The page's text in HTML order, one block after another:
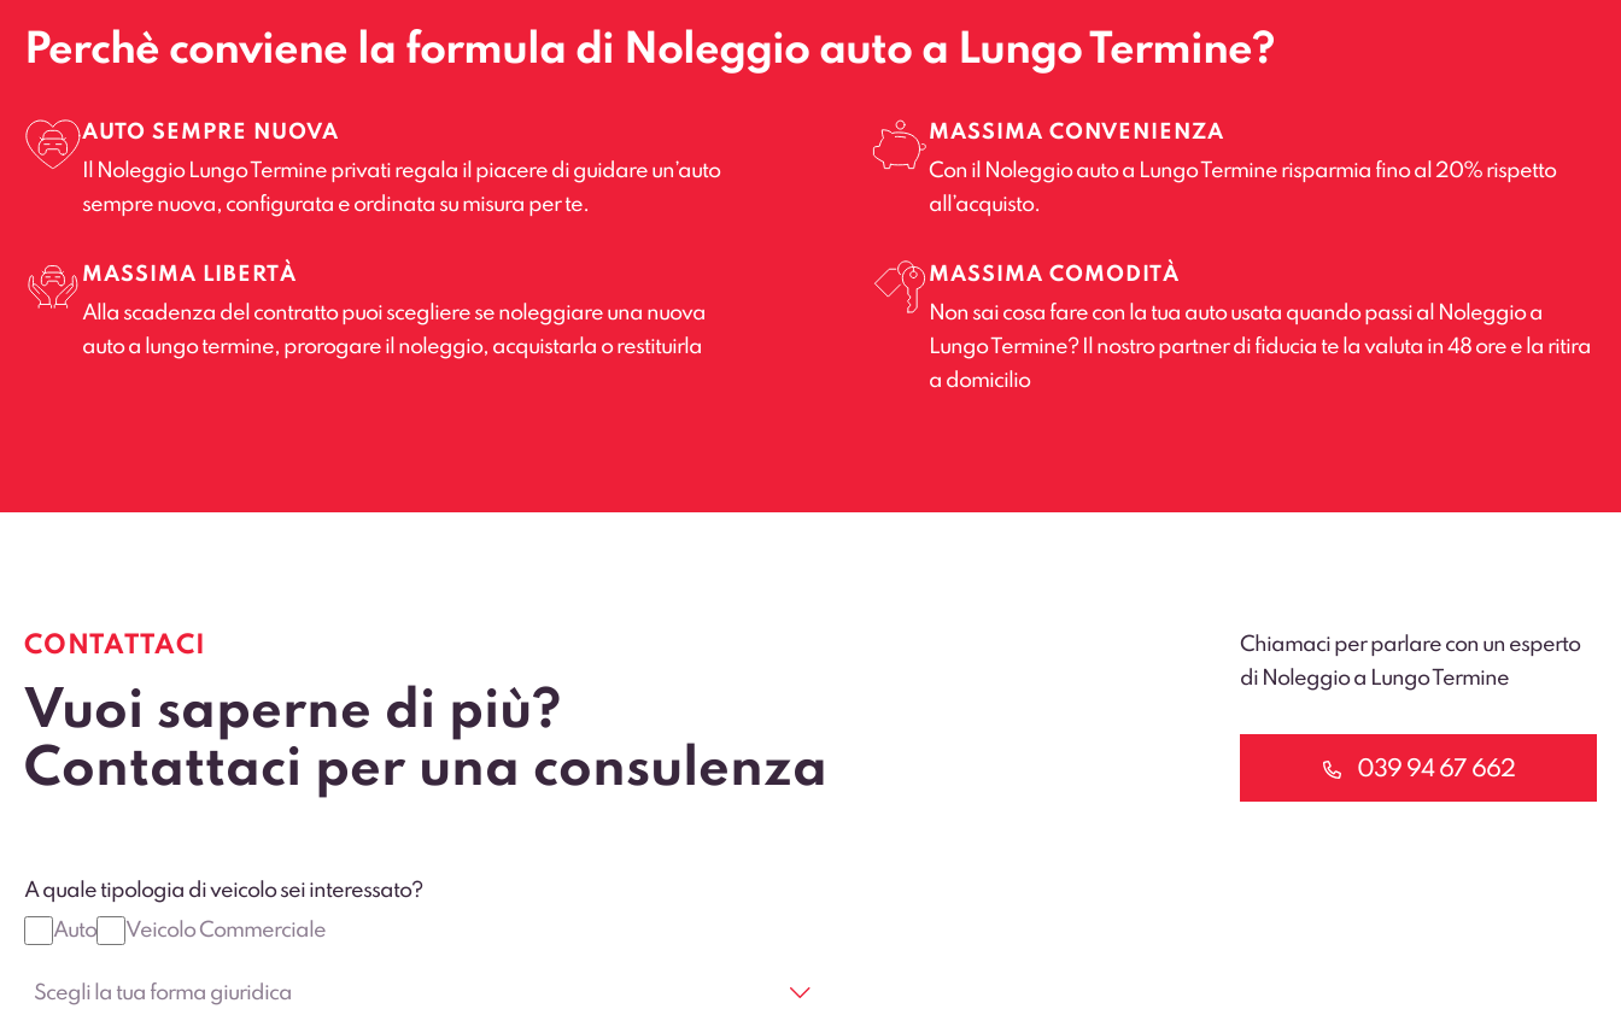
Perchè conviene la formula di Noleggio auto a Lungo Termine?
AUTO SEMPRE NUOVA
Il Noleggio Lungo Termine privati regala il piacere di guidare un’auto
sempre nuova, configurata e ordinata su misura per te.
MASSIMA CONVENIENZA
Con il Noleggio auto a Lungo Termine risparmia fino al 20% rispetto
all’acquisto.
MASSIMA LIBERTÀ
Alla scadenza del contratto puoi scegliere se noleggiare una nuova
auto a lungo termine, prorogare il noleggio, acquistarla o restituirla
MASSIMA COMODITÀ
Non sai cosa fare con la tua auto usata quando passi al Noleggio a
Lungo Termine? Il nostro partner di fiducia te la valuta in 48 ore e la ritira
a domicilio
CONTATTACI
Vuoi saperne di più?
Contattaci per una consulenza
Chiamaci per parlare con un esperto
di Noleggio a Lungo Termine
039 94 67 662
A quale tipologia di veicolo sei interessato?
Auto
Veicolo Commerciale